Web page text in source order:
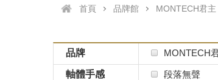
首頁 品牌館 MONTECH君主
品牌 MONTECH
軸體手感 段落無聲